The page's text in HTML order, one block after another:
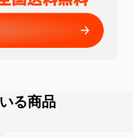
る商品